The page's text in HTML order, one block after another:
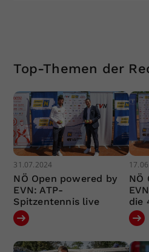
Top-Themen der
31.07.2024
NÖ Open powered by
EVN: ATP-
Spitzentennis live
NÖ
die